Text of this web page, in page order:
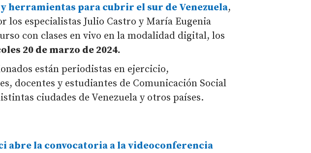
herramientas para cubrir el sur de Venezuela,
los especialistas Julio Castro y María Eugenia
con clases en vivo en la modalidad digital, los
20 de marzo de 2024.
están periodistas en ejercicio,
docentes y estudiantes de Comunicación Social
ciudades de Venezuela y otros países.
abre la convocatoria a la videoconferencia